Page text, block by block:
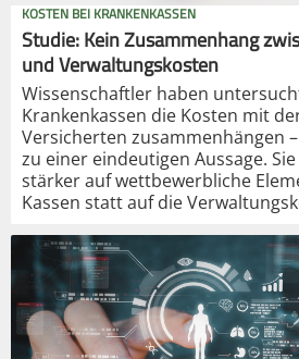
KOSTEN BEI KRANKENKASSEN
Studie: Kein Zusammenhang
und Verwaltungskosten
Wissenschaftler haben
Krankenkassen die Kosten mit
Versicherten zusammenhängen
zu einer eindeutigen Aussage.
stärker auf wettbewerbliche
Kassen statt auf die